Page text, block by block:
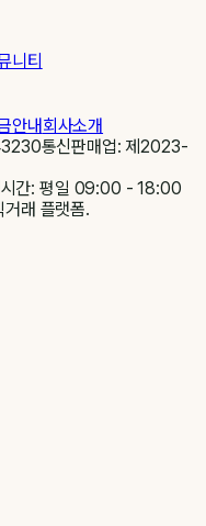
니티
안내회사소개
통신판매업: 제2023-
간: 평일 09:00 - 18:00
래 플랫폼.